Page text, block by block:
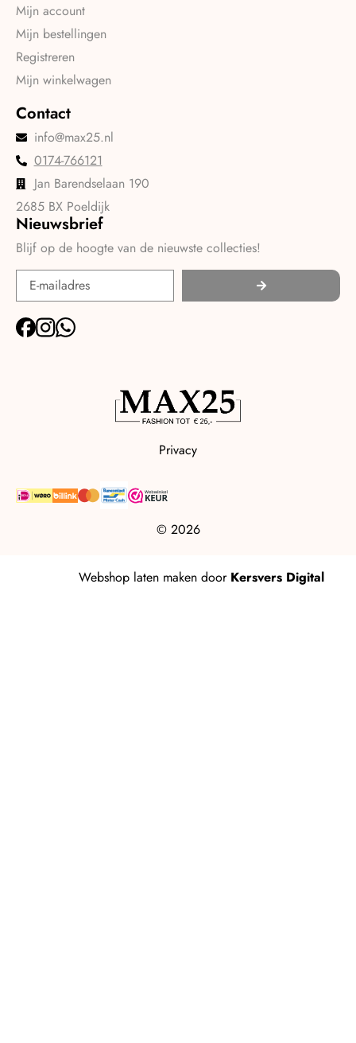
Mijn account
Mijn bestellingen
Registreren
Mijn winkelwagen
Contact
info@max25.nl
0174-766121
Jan Barendselaan 190
2685 BX Poeldijk
Nieuwsbrief
Blijf op de hoogte van de nieuwste collecties!
Privacy
© 2026
Webshop laten maken door Kersvers Digital